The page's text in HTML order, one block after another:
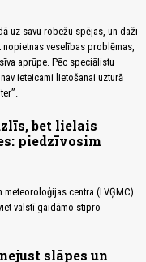
uz savu robežu spējas, un daži
veselības problēmas,
aprūpe. Pēc speciālistu
ieteicami lietošanai uzturā
bet lielais
piedzīvosim
centra (LVĢMC)
valstī gaidāmo stipro
slāpes un